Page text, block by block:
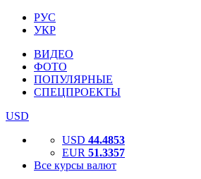
РУС
УКР
ВИДЕО
ФОТО
ПОПУЛЯРНЫЕ
СПЕЦПРОЕКТЫ
USD
USD 44.4853
EUR 51.3357
Все курсы валют